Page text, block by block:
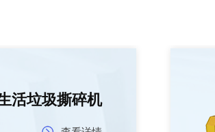
活垃圾撕碎机